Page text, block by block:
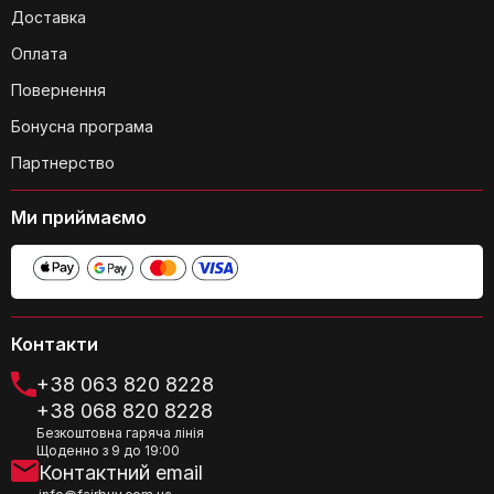
Матеріал
Матеріал
поверхні
Матеріал
виробництва
Особливості
Зносостійка штучна шкіра, застібка-
блискавка зверху
Оцінка розміру
Підкладку Поліестер
Позначення типу
товару
Д Шопер
Який матеріал використовується для
підкладки сумки?
Скільки відділень та кишень є
Контакти
+38 063 820 8228
+38 068 820 8228
Безкоштовна гаряча лінія
Щоденно з 9 до 19:00
Контактний email
Доставка
Оплата
Повернення
Бонусна програма
Партнерство
Ми приймаємо